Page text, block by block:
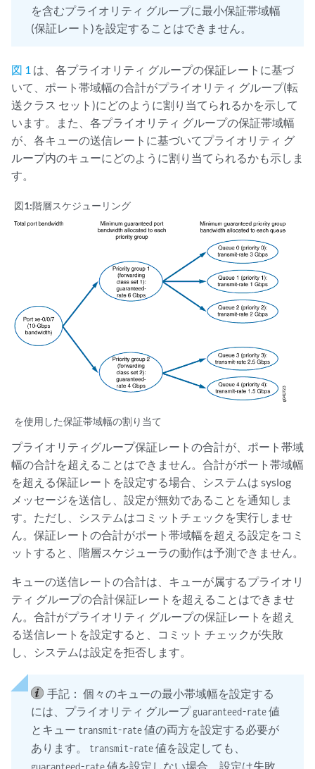
を含むプライオリティ グループに最小保証帯域幅
(保証レート)を設定することはできません。
図 1 は、各プライオリティ グループの保証レートに基づ
いて、ポート帯域幅の合計がプライオリティ グループ(転
送クラス セット)にどのように割り当てられるかを示して
います。また、各プライオリティ グループの保証帯域幅
が、各キューの送信レートに基づいてプライオリティ グ
ループ内のキューにどのように割り当てられるかも示しま
す。
図1:階層スケジューリング
を使用した保証帯域幅の割り当て
プライオリティグループ保証レートの合計が、ポート帯域
幅の合計を超えることはできません。合計がポート帯域幅
を超える保証レートを設定する場合、システムは syslog
メッセージを送信し、設定が無効であることを通知しま
す。ただし、システムはコミットチェックを実行しませ
ん。保証レートの合計がポート帯域幅を超える設定をコミ
ットすると、階層スケジューラの動作は予測できません。
キューの送信レートの合計は、キューが属するプライオリ
ティ グループの合計保証レートを超えることはできませ
ん。合計がプライオリティ グループの保証レートを超え
る送信レートを設定すると、コミット チェックが失敗
し、システムは設定を拒否します。
手記： 個々のキューの最小帯域幅を設定する
には、プライオリティ グループguaranteed-rate値
とキュー transmit-rate値の両方を設定する必要が
あります。
transmit-rate値を設定しても、
guaranteed-rate値を設定しない場合、設定は失敗